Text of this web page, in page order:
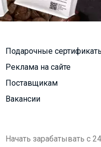
Подарочные
Реклама на сайте
Поставщикам
Вакансии
Начать зарабатывать с